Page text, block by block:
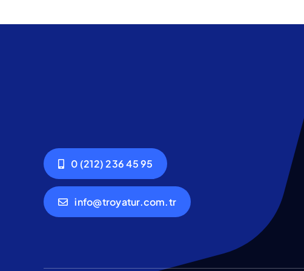
0 (212) 236 45 95
info@troyatur.com.tr